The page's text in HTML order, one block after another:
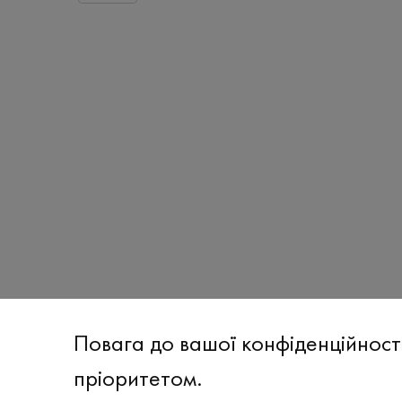
Повага до вашої
пріоритетом.